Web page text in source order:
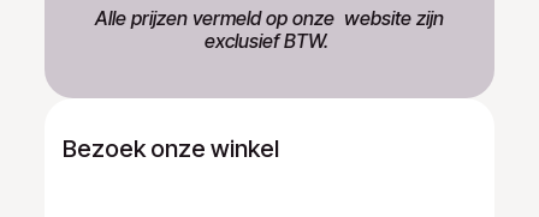
​Alle prijzen vermeld op onze ​website zijn
exclusief BTW.
Bezoek onze winkel